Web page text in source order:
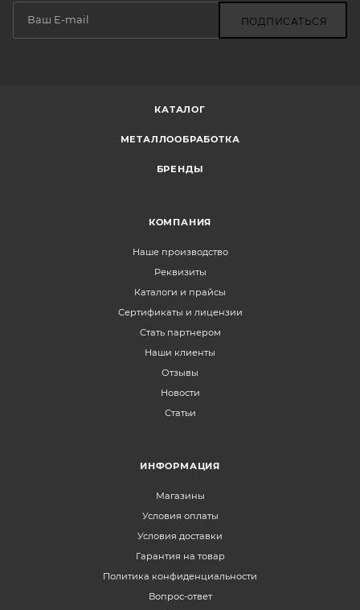
ПОДПИСАТЬСЯ
КАТАЛОГ
МЕТАЛЛООБРАБОТКА
БРЕНДЫ
КОМПАНИЯ
Наше производство
Реквизиты
Каталоги и прайсы
Сертификаты и лицензии
Стать партнером
Наши клиенты
Отзывы
Новости
Статьи
ИНФОРМАЦИЯ
Магазины
Условия оплаты
Условия доставки
Гарантия на товар
Политика конфиденциальности
Вопрос-ответ